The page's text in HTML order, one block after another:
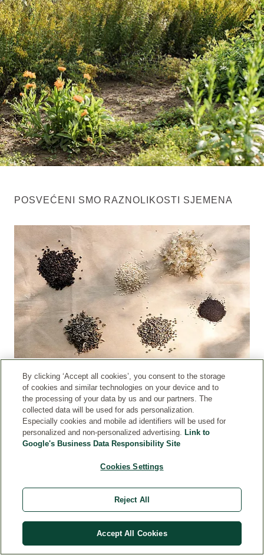
POSVEĆENI SMO RAZNOLIKOSTI SJEMENA
Sjeme mora biti otvoreno oprašivano. To je zato što se biljke
sa istim karakteristikama, kao što je otpornost, mogu ponovo
uzgajati samo iz otvorenooprašenog sjemena. Uz našu
strategiju sjemena, radimo na očuvanju biodiverziteta i
očuvanju postojanja prirodnih sirovina. Kao dio ovog napora,
podržavamo i druge inicijative, poput "Save our Seeds". Mi
(IBS, Initiative Bio-Saatgut Sonnenblumen), koja ima za cilj
sjemena. Također smo član i suosnivač "Hortus officinarum",
udruženja koje promovira biodinamički uzgoj i
razmnožavanje ljekovitog bilja.
By clicking ‘Accept all cookies’, you consent to the storage
of cookies and similar technologies on your device and to
the processing of your data by us and our partners. The
collected data will be used for ads personalization.
Especially cookies and mobile ad identifiers will be used for
personalized and non-personalized advertising. Link to
Google's Business Data Responsibility Site
Cookies Settings
Reject All
Accept All Cookies